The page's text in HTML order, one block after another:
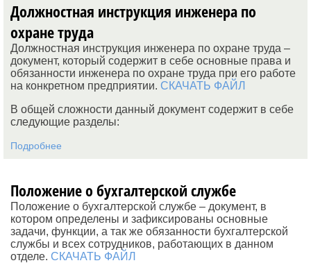
Должностная инструкция инженера по
охране труда
Должностная инструкция инженера по охране труда –
документ, который содержит в себе основные права и
обязанности инженера по охране труда при его работе
на конкретном предприятии. СКАЧАТЬ ФАЙЛ
В общей сложности данный документ содержит в себе
следующие разделы:
Подробнее
Положение о бухгалтерской службе
Положение о бухгалтерской службе – документ, в
котором определены и зафиксированы основные
задачи, функции, а так же обязанности бухгалтерской
службы и всех сотрудников, работающих в данном
отделе. СКАЧАТЬ ФАЙЛ